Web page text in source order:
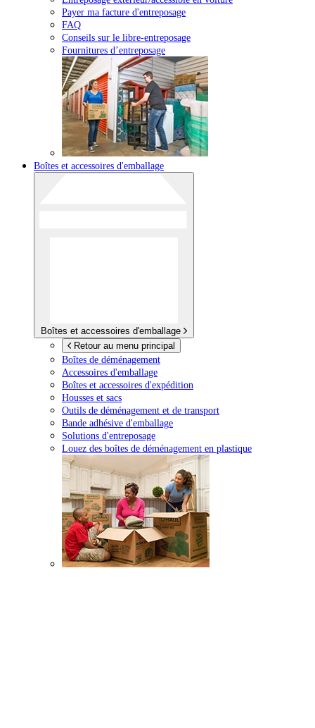
Payer ma facture d'entreposage
FAQ
Conseils sur le libre-entreposage
Fournitures d’entreposage
Boîtes et accessoires d'emballage
Boîtes et accessoires d'emballage
Retour au menu principal
Boîtes de déménagement
Accessoires d'emballage
Boîtes et accessoires d'expédition
Housses et sacs
Outils de déménagement et de transport
Bande adhésive d'emballage
Solutions d'entreposage
Louez des boîtes de déménagement en plastique